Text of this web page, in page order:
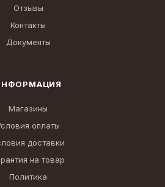
Отзывы
Контакты
Документы
Магазины
оплаты
доставки
на товар
Политика